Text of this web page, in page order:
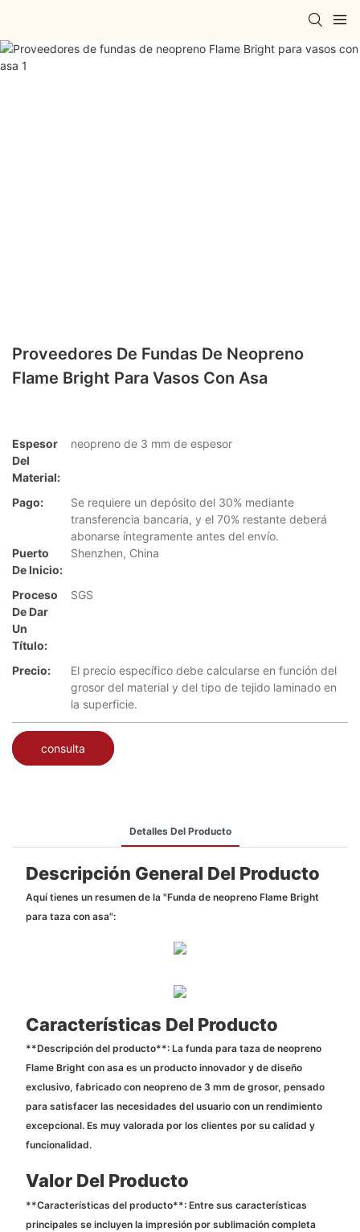
Proveedores De Fundas De Neopreno
Flame Bright Para Vasos Con Asa
Espesor
Del
Material:
neopreno de 3 mm de espesor
Pago:
Se requiere un depósito del 30% mediante
transferencia bancaria, y el 70% restante deberá
abonarse íntegramente antes del envío.
Puerto
De Inicio:
Shenzhen, China
Proceso
De Dar
Un
Título:
SGS
Precio:
El precio específico debe calcularse en función del
grosor del material y del tipo de tejido laminado en
la superficie.
consulta
Detalles Del Producto
Descripción General Del Producto
Aquí tienes un resumen de la "Funda de neopreno Flame Bright
para taza con asa":
Características Del Producto
**Descripción del producto**: La funda para taza de neopreno
Flame Bright con asa es un producto innovador y de diseño
exclusivo, fabricado con neopreno de 3 mm de grosor, pensado
para satisfacer las necesidades del usuario con un rendimiento
excepcional. Es muy valorada por los clientes por su calidad y
funcionalidad.
Valor Del Producto
**Características del producto**: Entre sus características
principales se incluyen la impresión por sublimación completa